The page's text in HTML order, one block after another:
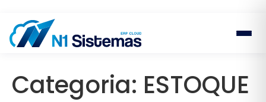
Categoria: ESTOQUE